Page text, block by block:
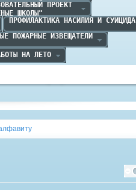
ПРОЕКТ
ШКОЛЫ"
ПРОФИЛАКТИКА НАСИЛИЯ И СУИЦИДА
ПОЖАРНЫЕ ИЗВЕЩАТЕЛИ
НА ЛЕТО